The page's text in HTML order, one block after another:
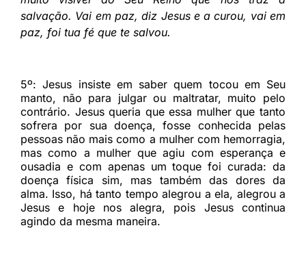
salvação. Vai em paz, diz Jesus e a curou, vai em
paz, foi tua fé que te salvou.
5º:Jesus insiste em saber quem tocou em Seu
manto, não para julgar ou maltratar, muito pelo
contrário. Jesus queria que essa mulher que tanto
sofrera por sua doença, fosse conhecida pelas
pessoas não mais como a mulher com hemorragia,
mas como a mulher que agiu com esperança e
ousadia e com apenas um toque foi curada: da
doença física sim, mas também das dores da
alma. Isso, há tanto tempo alegrou a ela, alegrou a
Jesus e hoje nos alegra, pois Jesus continua
agindo da mesma maneira.